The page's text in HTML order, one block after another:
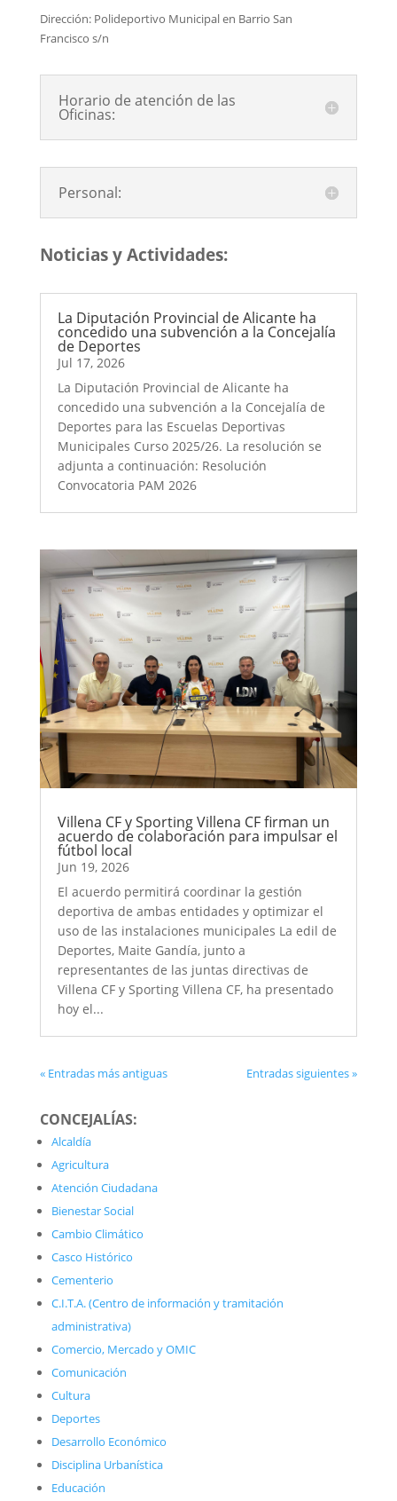
Dirección: Polideportivo Municipal en Barrio San
Francisco s/n
Horario de atención de las
Oficinas:
Personal:
Noticias y Actividades:
La Diputación Provincial de Alicante ha
concedido una subvención a la Concejalía
de Deportes
Jul 17, 2026
La Diputación Provincial de Alicante ha
concedido una subvención a la Concejalía de
Deportes para las Escuelas Deportivas
Municipales Curso 2025/26. La resolución se
adjunta a continuación: Resolución
Convocatoria PAM 2026
Villena CF y Sporting Villena CF firman un
acuerdo de colaboración para impulsar el
fútbol local
Jun 19, 2026
El acuerdo permitirá coordinar la gestión
deportiva de ambas entidades y optimizar el
uso de las instalaciones municipales La edil de
Deportes, Maite Gandía, junto a
representantes de las juntas directivas de
Villena CF y Sporting Villena CF, ha presentado
hoy el...
« Entradas más antiguas Entradas siguientes »
CONCEJALÍAS:
Alcaldía
Agricultura
Atención Ciudadana
Bienestar Social
Cambio Climático
Casco Histórico
Cementerio
C.I.T.A. (Centro de información y tramitación
administrativa)
Comercio, Mercado y OMIC
Comunicación
Cultura
Deportes
Desarrollo Económico
Disciplina Urbanística
Educación